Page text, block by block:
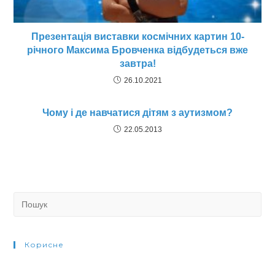
Презентація виставки космічних картин 10-
річного Максима Бровченка відбудеться вже
завтра!
26.10.2021
Чому і де навчатися дітям з аутизмом?
22.05.2013
Корисне